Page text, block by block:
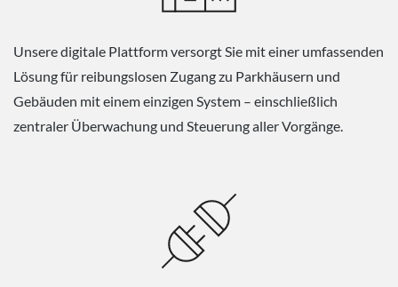
Unsere digitale Plattform versorgt Sie mit einer umfassenden
Lösung für reibungslosen Zugang zu Parkhäusern und
Gebäuden mit einem einzigen System – einschließlich
zentraler Überwachung und Steuerung aller Vorgänge.